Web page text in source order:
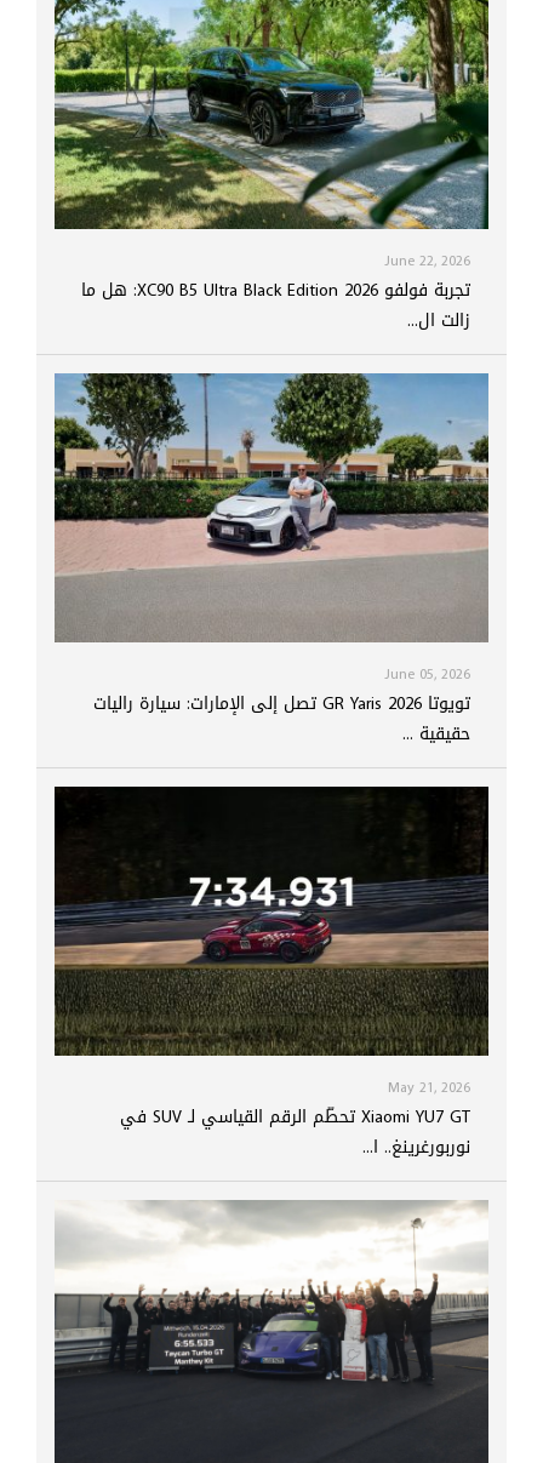
June 22, 2026
تجربة فولفو XC90 B5 Ultra Black Edition 2026: هل ما
زالت ال...
June 05, 2026
تويوتا GR Yaris 2026 تصل إلى الإمارات: سيارة راليات
حقيقية ...
May 21, 2026
Xiaomi YU7 GT تحطّم الرقم القياسي لـ SUV في
نوربورغرينغ.. ا...